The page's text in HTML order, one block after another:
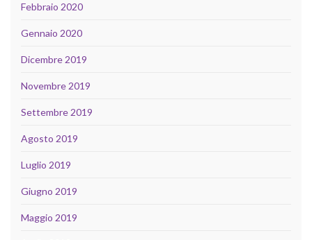
Febbraio 2020
Gennaio 2020
Dicembre 2019
Novembre 2019
Settembre 2019
Agosto 2019
Luglio 2019
Giugno 2019
Maggio 2019